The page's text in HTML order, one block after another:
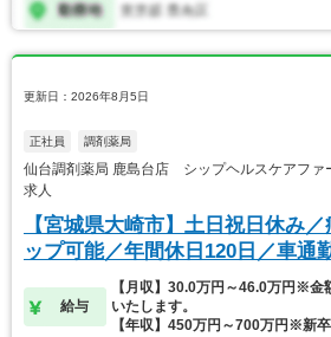
更新日：2026年8月5日
正社員 調剤薬局
仙台調剤薬局 鹿島台店 シップヘルスケアファ
求人
【宮城県大崎市】土日祝日休み
ップ可能／年間休日120日／車通
給与
【月収】30.0万円～46.0万円※金
いたします。
【年収】450万円～700万円※新